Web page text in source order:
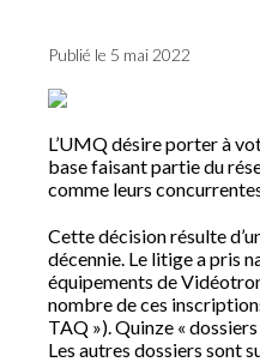
Publié le 5 mai 2022
L’UMQ désire porter à
base faisant partie du
comme leurs
Cette décision résulte
décennie. Le litige a pris
équipements de
nombre de ces
TAQ »). Quinze «
Les autres dossiers sont